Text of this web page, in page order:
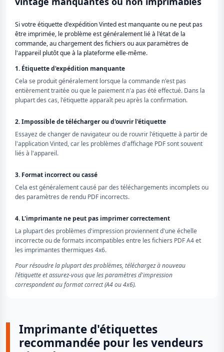
Si votre étiquette d'expédition Vinted est manquante ou ne peut pas
être imprimée, le problème est généralement lié à l'état de la
commande, au chargement des fichiers ou aux paramètres de
l'appareil plutôt que à la plateforme elle-même.
1. Étiquette d'expédition manquante
Cela se produit généralement lorsque la commande n'est pas
entièrement traitée ou que le paiement n'a pas été effectué. Dans la
plupart des cas, l'étiquette apparaît peu après la confirmation.
2. Impossible de télécharger ou d'ouvrir l'étiquette
Essayez de changer de navigateur ou de rouvrir l'étiquette à partir de
l'application Vinted, car les problèmes d'affichage PDF sont souvent
liés à l'appareil.
3. Format incorrect ou cassé
Cela est généralement causé par des téléchargements incomplets ou
des paramètres de rendu PDF incorrects.
4. L'imprimante ne peut pas imprimer correctement
La plupart des problèmes d'impression proviennent d'une échelle
incorrecte ou de formats incompatibles entre les fichiers PDF A4 et
les imprimantes thermiques 4x6.
Pour résoudre la plupart des problèmes, téléchargez à nouveau
l'étiquette et assurez-vous que les paramètres d'impression
correspondent au format correct (A4 ou 4x6).
Imprimante d'étiquettes
recommandée pour les vendeurs